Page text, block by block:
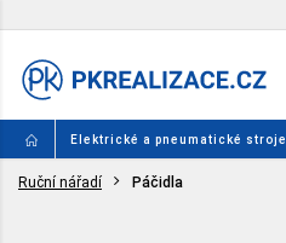
Elektrické a pneumatické stroje
Ruční nářadí Páčidla